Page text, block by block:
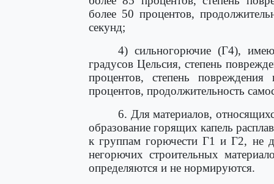
более 50 процентов,
секунд;
4) сильногорючие (Г4),
градусов Цельсия, степень
процентов, степень
процентов, продолжительность
6. Для материалов,
образование горящих капель
к группам горючести Г1 и Г2, не
негорючих строительных
определяются и не нормируются.